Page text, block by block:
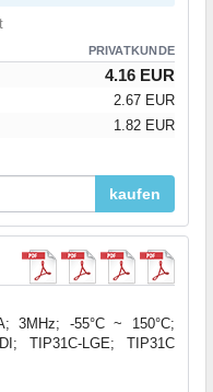
PRIVATKUNDE
4.16 EUR
2.67 EUR
1.82 EUR
kaufen
3MHz; -55°C ~ 150°C;
TIP31C-LGE; TIP31C